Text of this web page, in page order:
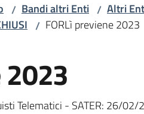
/ Bandi altri Enti / Altri
/ FORLì previene 2023
2023
Telematici - SATER: 26/02/